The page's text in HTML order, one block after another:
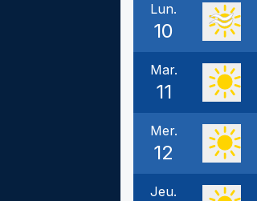
Lun.
10
Mar.
11
Mer.
12
Jeu.